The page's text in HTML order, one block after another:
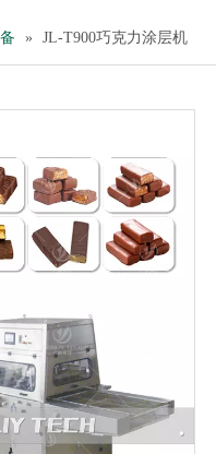
» JL-T900巧克力涂层机